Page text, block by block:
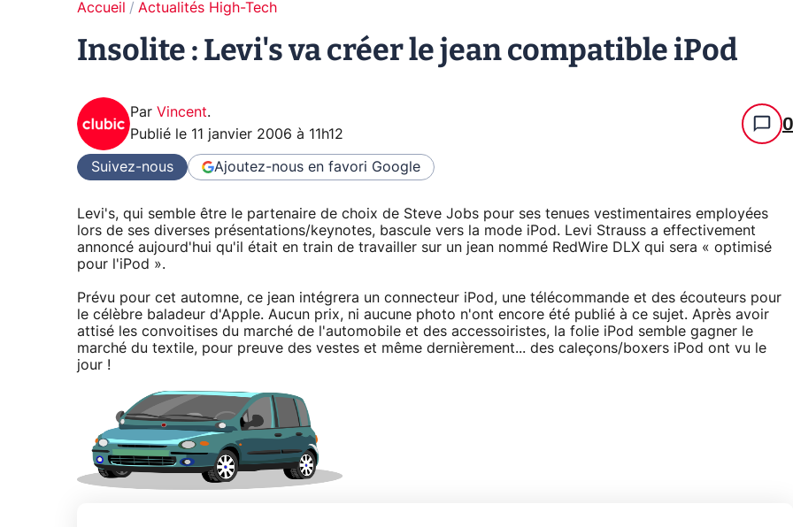
Accueil Actualités High-Tech
Insolite : Levi's va créer le jean compatible iPod
Par Vincent.
Publié le 11 janvier 2006 à 11h12 0
Suivez-nous Ajoutez-nous en favori Google
Levi's, qui semble être le partenaire de choix de Steve Jobs pour ses tenues vestimentaires employées
lors de ses diverses présentations/keynotes, bascule vers la mode iPod. Levi Strauss a effectivement
annoncé aujourd'hui qu'il était en train de travailler sur un jean nommé RedWire DLX qui sera « optimisé
pour l'iPod ».
Prévu pour cet automne, ce jean intégrera un connecteur iPod, une télécommande et des écouteurs pour
le célèbre baladeur d'Apple. Aucun prix, ni aucune photo n'ont encore été publié à ce sujet. Après avoir
attisé les convoitises du marché de l'automobile et des accessoiristes, la folie iPod semble gagner le
marché du textile, pour preuve des vestes et même dernièrement... des caleçons/boxers iPod ont vu le
jour !